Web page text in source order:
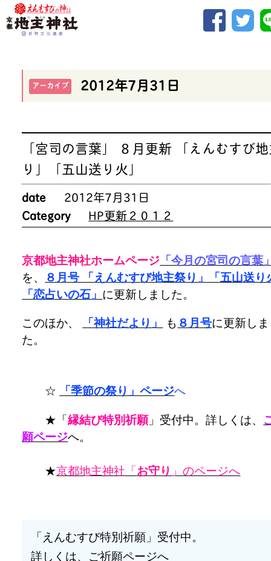
アーカイブ 2012年7月31日
「宮司の言葉」 ８月更新 「えんむすび
り」「五山送り火」
date
2012年7月31日
Category
HP更新２０１２
京都地主神社ホームページ 「今月の宮司の言葉
を、
８月号 「えんむすび地主祭り」「五山送り
「恋占いの石」 に更新しました。
このほか、 「神社だより」 も ８月号に更新し
た。
☆ 「季節の祭り」ページへ
★「縁結び特別祈願」受付中。詳しくは、
願ページへ。
★京都地主神社「お守り 」のページへ
「えんむすび特別祈願」受付中。
詳しくは、ご祈願ページへ